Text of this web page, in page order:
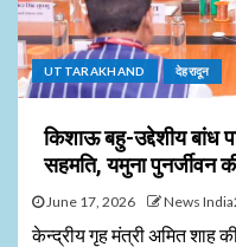
UTTARAKHAND देहरादून
किशाऊ बहु-उद्देशीय बांध
सहमति, यमुना पुनर्जीवन
June 17, 2026 News
केन्द्रीय गृह मंत्री अमित शाह